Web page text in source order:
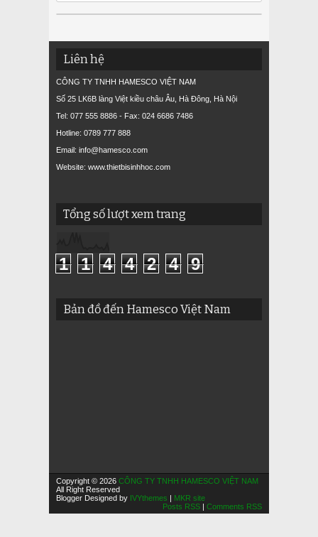
Liên hệ
CÔNG TY TNHH HAMESCO VIỆT NAM
Số 25 LK6B làng Việt kiều châu Âu, Hà Đông, Hà Nội
Tel: 077 555 8886 - Fax: 024 6686 7486
Hotline: 0789 777 888
Email: info@hamesco.com
Website: www.thietbisinhhoc.com
Tổng số lượt xem trang
1 1 4 4 2 4 9
Bản đồ đến Hamesco Việt Nam
Copyright © 2026 CÔNG TY TNHH HAMESCO VIỆT NAM
All Right Reserved
Blogger Designed by IVYthemes
MKR site
Posts RSS
Comments RSS